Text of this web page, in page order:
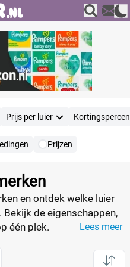
Prijs per luier
Prijzen
en ontdek welke luier
de eigenschappen,
één plek.
Lees meer